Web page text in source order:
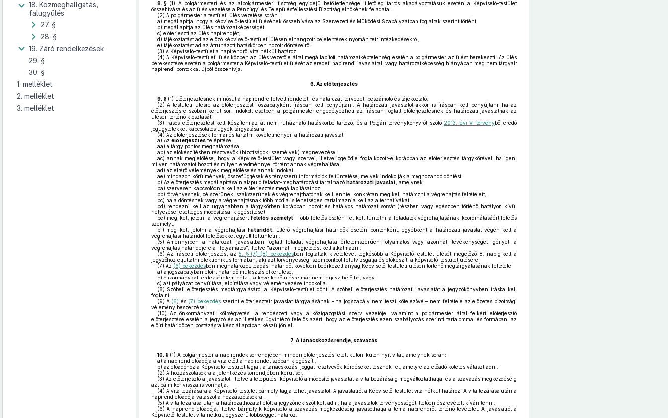
18. Közmeghallgatás,
falugyűlés
27. §
28. §
19. Záró rendelkezések
29. §
30. §
1. melléklet
2. melléklet
3. melléklet
8. §(1) A polgármesteri és az alpolgármesteri tisztség egyidejű betöltetlensége, illetőleg tartós akadályoztatásuk esetén a Képviselő-testület
összehívása és az ülés vezetése a Pénzügyi és Településfejlesztési Bizottság elnökének feladata.
(2) A polgármester a testületi ülés vezetése során:
a) megállapítja, hogy a képviselő-testület ülésének összehívása az Szervezeti és Működési Szabályzatban foglaltak szerint történt,
b) megállapítja az ülés határozatképességét,
c) előterjeszti az ülés napirendjét,
d) tájékoztatást ad az előző képviselő-testületi ülésen elhangzott bejelentések nyomán tett intézkedésekről,
e) tájékoztatást ad az átruházott hatáskörben hozott döntéseiről.
(3) A Képviselő-testület a napirendről vita nélkül határoz.
(4) A Képviselő-testületi ülés közben az ülés vezetője által megállapított határozatképtelenség esetén a polgármester az ülést berekeszti. Az ülés
berekesztése esetén a polgármester a Képviselő-testület ülését az eredeti napirendi javaslattal, vagy határozatképesség hiányában meg nem tárgyalt
napirendi pontokkal újból összehívja.
6. Az előterjesztés
9. §(1) Előterjesztésnek minősül a napirendre felvett rendelet- és határozat-tervezet, beszámoló és tájékoztató.
(2) A testületi ülésre az előterjesztést főszabályként írásban kell benyújtani. A határozati javaslatot akkor is írásban kell benyújtani, ha az
előterjesztésre szóban kerül sor. Indokolt esetben a polgármester engedélyezheti az írásban foglalt előterjesztésnek és határozati javaslatnak az
ülésen történő kiosztását.
(3) Írásos előterjesztést kell készíteni az át nem ruházható hatáskörbe tartozó, és a Polgári törvénykönyvről szóló 2013. évi V. törvényből eredő
jogügyletekkel kapcsolatos ügyek tárgyalására.
(4) Az előterjesztések formai és tartalmi követelményei, a határozati javaslat:
a) Az előterjesztésfelépítése:
aa) a tárgy pontos meghatározása,
ab) az előkészítésben résztvevők (bizottságok, személyek) megnevezése,
ac) annak megjelölése, hogy a Képviselő-testület vagy szervei, illetve jogelődje foglalkozott-e korábban az előterjesztés tárgykörével, ha igen,
milyen határozatot hozott és milyen eredménnyel történt annak végrehajtása,
ad) az eltérő vélemények megjelölése és annak indokai,
ae) mindazon körülmények, összefüggések és tényszerű információk feltüntetése, melyek indokolják a meghozandó döntést.
b) Az előterjesztés megállapításain alapuló feladat-meghatározást tartalmazó határozati javaslat, amelynek:
ba) szervesen kapcsolódnia kell az előterjesztés megállapításaihoz,
bb) törvényesnek, célszerűnek, szakszerűnek és végrehajthatónak kell lennie, konkrétan meg kell határozni a végrehajtás feltételeit,
bc) ha a döntésnek vagy a végrehajtásnak több módja is lehetséges, tartalmaznia kell az alternatívákat,
bd) rendezni kell az ugyanabban a tárgykörben korábban hozott és hatályos határozat sorsát (részben vagy egészben történő hatályon kívül
helyezése, esetleges módosítása, kiegészítése),
be) meg kell jelölni a végrehajtásért felelős személyt . Több felelős esetén fel kell tüntetni a feladatok végrehajtásának koordinálásáért felelős
személyt,
bf) meg kell jelölni a végrehajtási határidőt. Eltérő végrehajtási határidők esetén pontonként, egyébként a határozati javaslat végén kell a
végrehajtási határidőt felelősökkel együtt feltüntetni.
(5) Amennyiben a határozati javaslatban foglalt feladat végrehajtása értelemszerűen folyamatos vagy azonnali tevékenységet igényel, a
végrehajtás határidejére a "folyamatos", illetve "azonnal" megjelölést kell alkalmazni.
(6) Az írásbeli előterjesztést az 5. § (7)–(8) bekezdésben foglaltak kivételével legkésőbb a Képviselő-testület ülését megelőző 8. napig kell a
jegyzőhöz eljuttatni elektronikus formában, aki azt törvényességi szempontból felülvizsgálja és előkészíti a Képviselő-testület ülésére.
(7) Az (6) bekezdésben meghatározott leadási határidőt követően beérkezett anyag Képviselő-testületi ülésen történő megtárgyalásának feltétele
a) a jogszabályban előírt határidő mulasztás elkerülése,
b) önkormányzati érdeksérelem nélkül a következő ülésre már nem terjeszthető be, vagy
c) azt pályázat benyújtása, elbírálása vagy véleményezése indokolja.
(8) Szóbeli előterjesztés megtárgyalásáról a Képviselő-testület dönt. A szóbeli előterjesztés határozati javaslatát a jegyzőkönyvben írásba kell
foglalni.
(9) A (6) és (7) bekezdésszerint előterjesztett javaslat tárgyalásának – ha jogszabály nem teszi kötelezővé – nem feltétele az előzetes bizottsági
vélemény beszerzése.
(10) Az önkormányzati költségvetési, a rendészeti vagy a közigazgatási szerv vezetője, valamint a polgármester által felkért előterjesztő
előterjesztése esetén a jegyző és az illetékes ügyintéző felelős azért, hogy az előterjesztés ezen szabályozás szerinti tartalommal és formában, az
előírt határidőben postázásra kész állapotban készüljön el.
7. A tanácskozás rendje, szavazás
10. §(1) A polgármester a napirendek sorrendjében minden előterjesztés felett külön-külön nyit vitát, amelynek során:
a) a napirend előadója a vita előtt a napirendet szóban kiegészíti,
b) az előadóhoz a Képviselő-testület tagjai, a tanácskozási joggal résztvevők kérdéseket tesznek fel, amelyre az előadó köteles választ adni.
(2) A hozzászólásokra a jelentkezés sorrendjében kerül sor.
(3) Az előterjesztő a javaslatot, illetve a települési képviselő a módosító javaslatát a vita bezárásáig megváltoztathatja, és a szavazás megkezdéséig
azt bármikor vissza is vonhatja.
(4) A vita lezárására a Képviselő-testület bármely tagja tehet javaslatot. A javaslatról a Képviselő-testület vita nélkül határoz. A vita lezárása után a
napirend előadója válaszol a hozzászólásokra.
(5) A vita lezárása után a határozathozatal előtt a jegyzőnek szót kell adni, ha a javaslatok törvényességét illetően észrevételt kíván tenni.
(6) A napirend előadója, illetve bármelyik képviselő a szavazás megkezdéséig javasolhatja a téma napirendről történő levételét. A javaslatról a
Képviselő-testület vita nélkül, egyszerű többséggel határoz.